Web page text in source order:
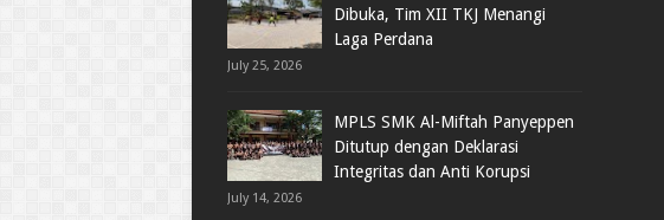
Dibuka, Tim XII TKJ Menangi
Laga Perdana
July 25, 2026
MPLS SMK Al-Miftah Panyeppen
Ditutup dengan Deklarasi
Integritas dan Anti Korupsi
July 14, 2026